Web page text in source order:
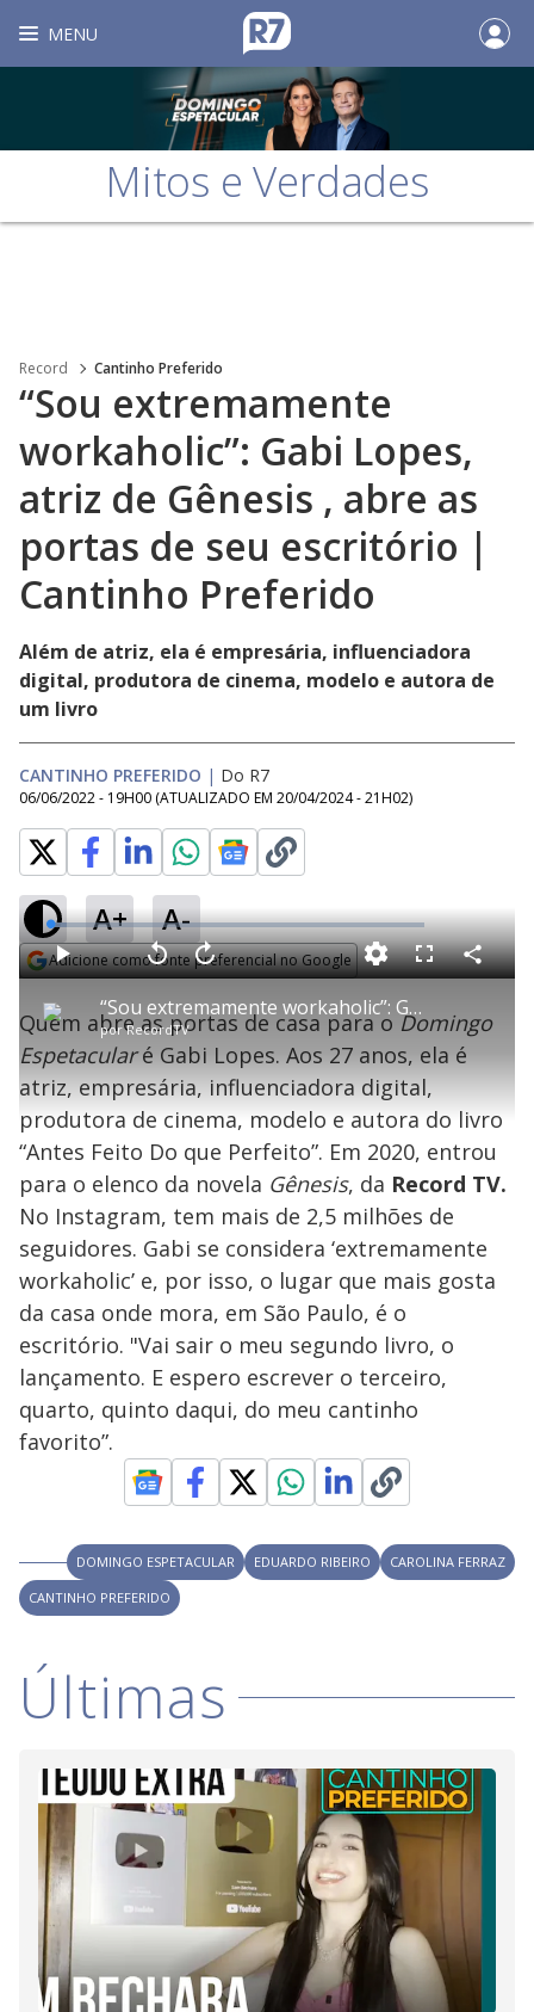
MENU
Mitos e Verdades
Record Cantinho Preferido
“Sou extremamente
workaholic”: Gabi Lopes,
atriz de Gênesis , abre as
portas de seu escritório |
Cantinho Preferido
Além de atriz, ela é empresária, influenciadora
digital, produtora de cinema, modelo e autora de
um livro
CANTINHO PREFERIDO | Do R7
06/06/2022 - 19H00 (ATUALIZADO EM 20/04/2024 - 21H02)
A+ A-
Adicione como fonte preferencial no Google
P
l
a
y
V
i
d
e
o
“Sou extremamente workaholic”: Gabi Lopes, atriz de Gênesis , abre as portas de seu escritório | Cantinho Preferido
porRecordTV
P V
t
a
r
1
0
e
g
n
o
s
A
n
ç
a
r
1
e
u
n
o
s
M
u
d
o
L
o
a
d
e
4
.
5
1
%
F
s
c
e
n
C
o
a
r
t
Quem abre as portas de casa para oDomingo
Espetacularé Gabi Lopes. Aos 27 anos, ela é
atriz, empresária, influenciadora digital,
produtora de cinema, modelo e autora do livro
“Antes Feito Do que Perfeito”. Em 2020, entrou
para o elenco da novela Gênesis, da Record TV.
No Instagram, tem mais de 2,5 milhões de
seguidores. Gabi se considera ‘extremamente
workaholic’ e, por isso, o lugar que mais gosta
da casa onde mora, em São Paulo, é o
escritório. "Vai sair o meu segundo livro, o
lançamento. E espero escrever o terceiro,
quarto, quinto daqui, do meu cantinho
favorito”.
DOMINGO ESPETACULAR EDUARDO RIBEIRO
CAROLINA FERRAZ
CANTINHO PREFERIDO
Últimas